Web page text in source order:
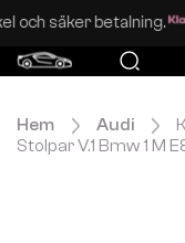
Enkel och säker
Hem Audi
Stolpar V.1 Bmw 1 M